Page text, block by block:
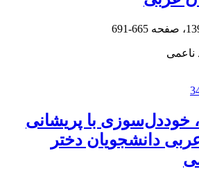
665-691
ناعمی
خوددل‌سوزی با پریشانی
دانشجویان دختر